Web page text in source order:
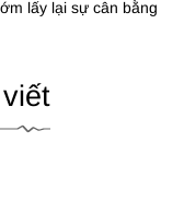
lấy lại sự cân bằng